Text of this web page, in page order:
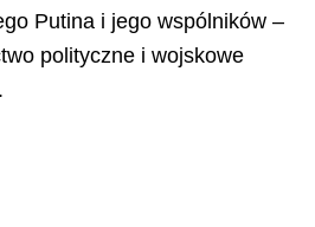
Putina i jego wspólników –
polityczne i wojskowe